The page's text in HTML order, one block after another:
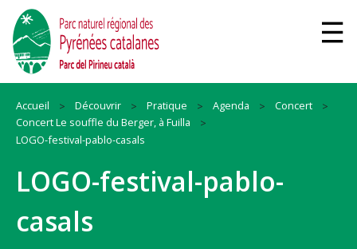
Accueil Découvrir Pratique Agenda
Concert
Concert Le souffle du Berger, à Fuilla
LOGO-festival-pablo-casals
LOGO-festival-pablo-
casals